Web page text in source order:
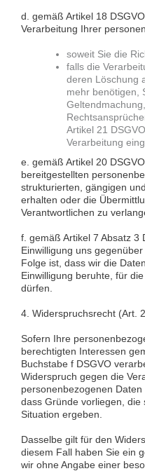
d. gemäß Artikel 18
Verarbeitung Ihrer
soweit Sie die
falls die
deren Löschung
mehr benötigen,
Artikel 21
Verarbeitung
e. gemäß Artikel 20
bereitgestellten
strukturierten, gängigen
erhalten oder die
Verantwortlichen zu
f. gemäß Artikel 7 Absatz 3
Einwilligung uns
Folge ist, dass wir die
Einwilligung beruhte, für
dürfen.
4. Widerspruchsrecht (Art.
Sofern Ihre
berechtigten Interessen
Buchstabe f DSGVO
Widerspruch gegen die
personenbezogenen Daten
dass Gründe vorliegen,
Situation ergeben.
Dasselbe gilt für den
diesem Fall haben Sie ein
wir ohne Angabe einer